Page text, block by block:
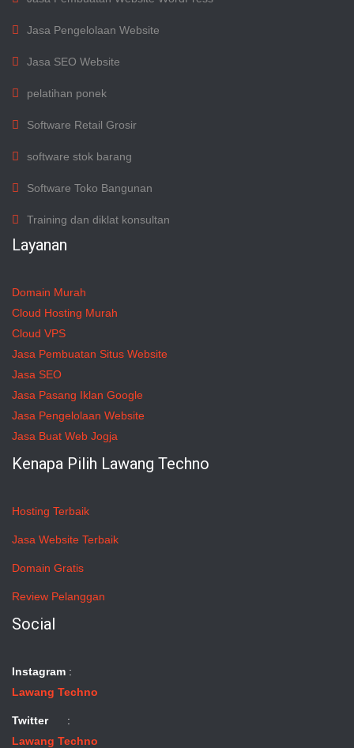
Jasa Pengelolaan Website
Jasa SEO Website
pelatihan ponek
Software Retail Grosir
software stok barang
Software Toko Bangunan
Training dan diklat konsultan
Layanan
Domain Murah
Cloud Hosting Murah
Cloud VPS
Jasa Pembuatan Situs Website
Jasa SEO
Jasa Pasang Iklan Google
Jasa Pengelolaan Website
Jasa Buat Web Jogja
Kenapa Pilih Lawang Techno
Hosting Terbaik
Jasa Website Terbaik
Domain Gratis
Review Pelanggan
Social
Instagram :
Lawang Techno
Twitter:
Lawang Techno